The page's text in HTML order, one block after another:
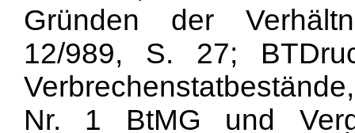
Gründen der
12/989, S. 27;
Nr. 1 BtMG und